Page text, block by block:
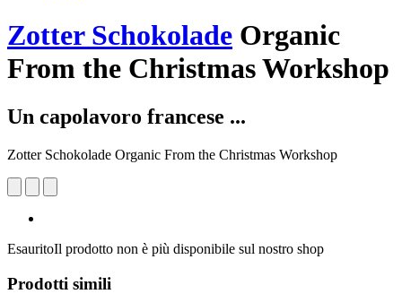
Zotter Schokolade Organic
From the Christmas Workshop
Un capolavoro francese ...
Zotter Schokolade Organic From the Christmas Workshop
EsauritoIl prodotto non è più disponibile sul nostro shop
Prodotti simili